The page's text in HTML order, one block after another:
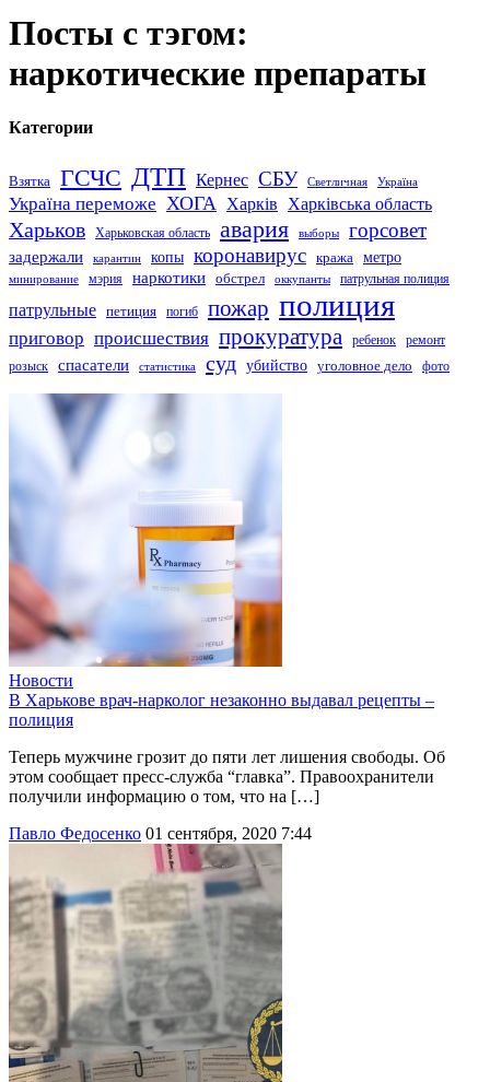
Посты с тэгом:
наркотические препараты
Категории
Взятка ГСЧС ДТП Кернес СБУ Светличная Україна
Україна переможе ХОГА Харків Харківська область
Харьков Харьковская область авария выборы горсовет
задержали карантин копы коронавирус кража метро
минирование мэрия наркотики обстрел оккупанты патрульная полиция
патрульные петиция погиб пожар полиция
приговор происшествия прокуратура ребенок
ремонт
розыск
спасатели статистика суд убийство уголовное дело фото
Новости
В Харькове врач-нарколог незаконно выдавал рецепты –
полиция
Теперь мужчине грозит до пяти лет лишения свободы. Об
этом сообщает пресс-служба “главка”. Правоохранители
получили информацию о том, что на […]
Павло Федосенко 01 сентября, 2020 7:44